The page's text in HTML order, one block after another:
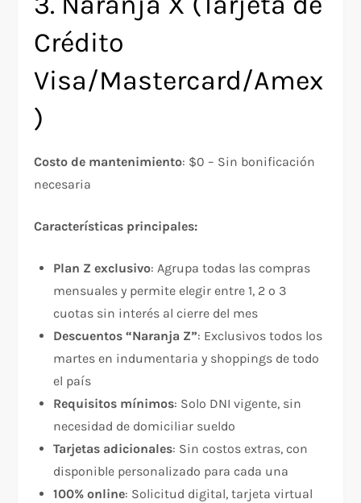
Crédito
Visa/Mastercard/Amex
)
Costo de mantenimiento: $0 – Sin bonificación
necesaria​
Características principales:
Plan Z exclusivo: Agrupa todas las compras
mensuales y permite elegir entre 1, 2 o 3
cuotas sin interés al cierre del mes​
Descuentos “Naranja Z”: Exclusivos todos los
martes en indumentaria y shoppings de todo
el país​
Requisitos mínimos: Solo DNI vigente, sin
necesidad de domiciliar sueldo​
Tarjetas adicionales: Sin costos extras, con
disponible personalizado para cada una​
100% online: Solicitud digital, tarjeta virtual